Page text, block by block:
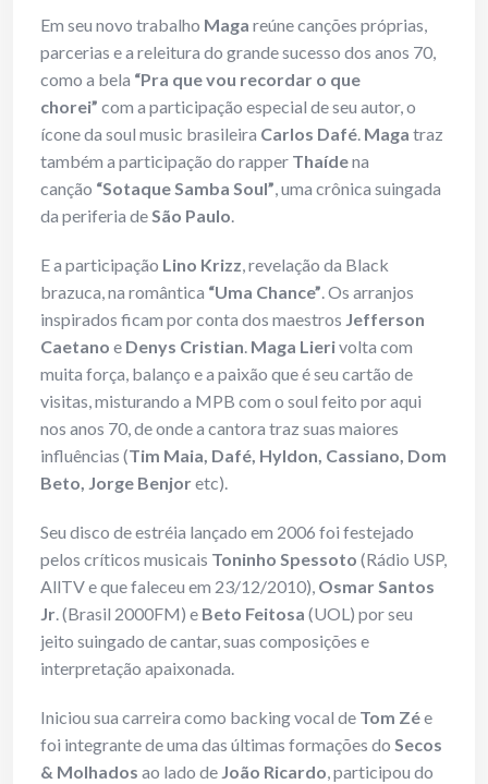
Em seu novo trabalho Maga reúne canções próprias,
parcerias e a releitura do grande sucesso dos anos 70,
como a bela “Pra que vou recordar o que
chorei” com a participação especial de seu autor, o
ícone da soul music brasileira Carlos Dafé. Maga traz
também a participação do rapper Thaídena
canção “Sotaque Samba Soul”, uma crônica suingada
da periferia deSão Paulo.
E a participação Lino Krizz, revelação da Black
brazuca, na romântica “Uma Chance”. Os arranjos
inspirados ficam por conta dos maestros Jefferson
Caetano e Denys Cristian. Maga Lierivolta com
muita força, balanço e a paixão que é seu cartão de
visitas, misturando a MPB com o soul feito por aqui
nos anos 70, de onde a cantora traz suas maiores
influências (Tim Maia, Dafé, Hyldon, Cassiano, Dom
Beto, Jorge Benjoretc).
Seu disco de estréia lançado em 2006 foi festejado
pelos críticos musicais Toninho Spessoto (Rádio USP,
AllTV e que faleceu em 23/12/2010), Osmar Santos
Jr. (Brasil 2000FM) e Beto Feitosa (UOL) por seu
jeito suingado de cantar, suas composições e
interpretação apaixonada.
Iniciou sua carreira como backing vocal de Tom Zée
foi integrante de uma das últimas formações do Secos
& Molhados ao lado de João Ricardo, participou do